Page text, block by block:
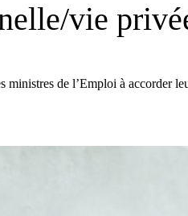
vie
ministres de l’Emploi à